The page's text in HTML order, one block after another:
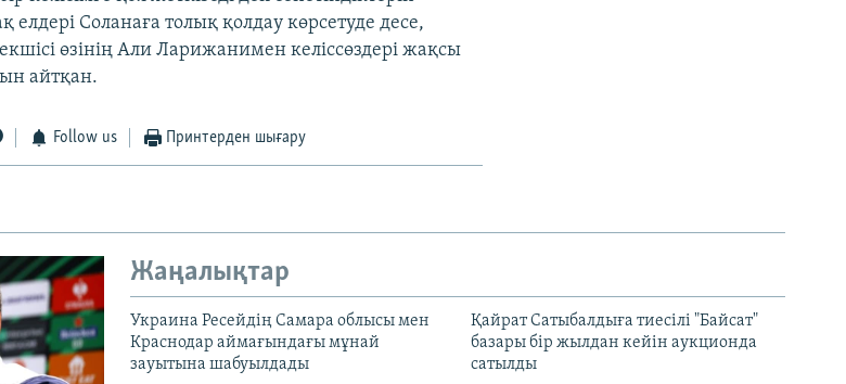
Соланаға толық қолдау көрсетуде десе,
өзінің Али Ларижанимен келіссөздері жақсы
айтқан.
Follow us Принтерден шығару
Жаңалықтар
Украина Ресейдің Самара облысы мен
Краснодар аймағындағы мұнай
зауытына шабуылдады
Қайрат Сатыбалдыға тиесілі "Байсат"
базары бір жылдан кейін аукционда
сатылды